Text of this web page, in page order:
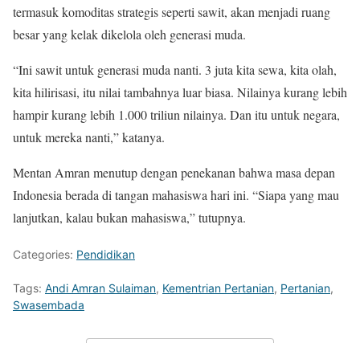
termasuk komoditas strategis seperti sawit, akan menjadi ruang
besar yang kelak dikelola oleh generasi muda.
“Ini sawit untuk generasi muda nanti. 3 juta kita sewa, kita olah,
kita hilirisasi, itu nilai tambahnya luar biasa. Nilainya kurang lebih
hampir kurang lebih 1.000 triliun nilainya. Dan itu untuk negara,
untuk mereka nanti,” katanya.
Mentan Amran menutup dengan penekanan bahwa masa depan
Indonesia berada di tangan mahasiswa hari ini. “Siapa yang mau
lanjutkan, kalau bukan mahasiswa,” tutupnya.
Categories: Pendidikan
Tags: Andi Amran Sulaiman, Kementrian Pertanian, Pertanian,
Swasembada